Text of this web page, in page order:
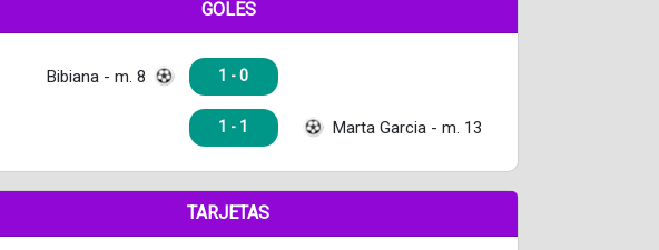
GOLES
Bibiana - m. 8 1 - 0
1 - 1 Marta Garcia - m. 13
TARJETAS